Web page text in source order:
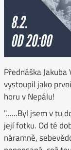
Přednáška
vystoupil jako
horu v Nepálu!
"......Byl jsem v tu
její fotku. Od té
náramně,